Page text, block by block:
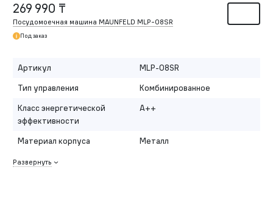
269 990 ₸
Посудомоечная машина MAUNFELD MLP-08SR
Под заказ
Артикул
MLP-08SR
Тип управления
Комбинированное
Класс энергетической
эффективности
A++
Материал корпуса Металл
Развернуть